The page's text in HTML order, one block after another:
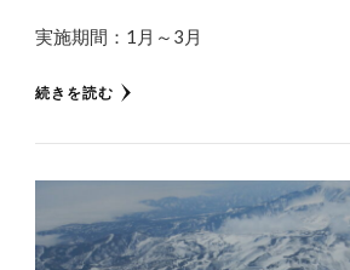
実施期間：1月～3月
続きを読む